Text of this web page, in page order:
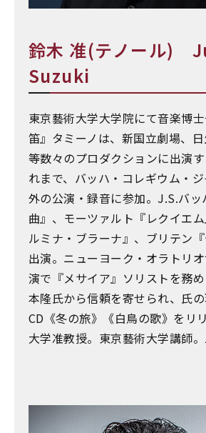
鈴木 准(テノール)
Suzuki
東京藝術大学大学院にて音楽博
笛』タミーノは、新国立劇場、
等数々のプロダクションに出演
れまで、バッハ・コレギウム・
外の公演・録音に参加。J.S.バ
曲』、モーツァルト『レクイエ
ルミナ・ブラーナ』、ブリテン
出演。ニューヨーク・オラトリ
演で『メサイア』ソリストを務
本隆氏から信頼を寄せられ、氏
CD《冬の旅》《白鳥の歌》をリ
大学准教授。東京藝術大学講師。